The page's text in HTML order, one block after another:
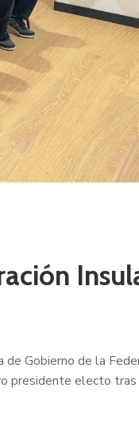
Gobierno de la
presidente electo